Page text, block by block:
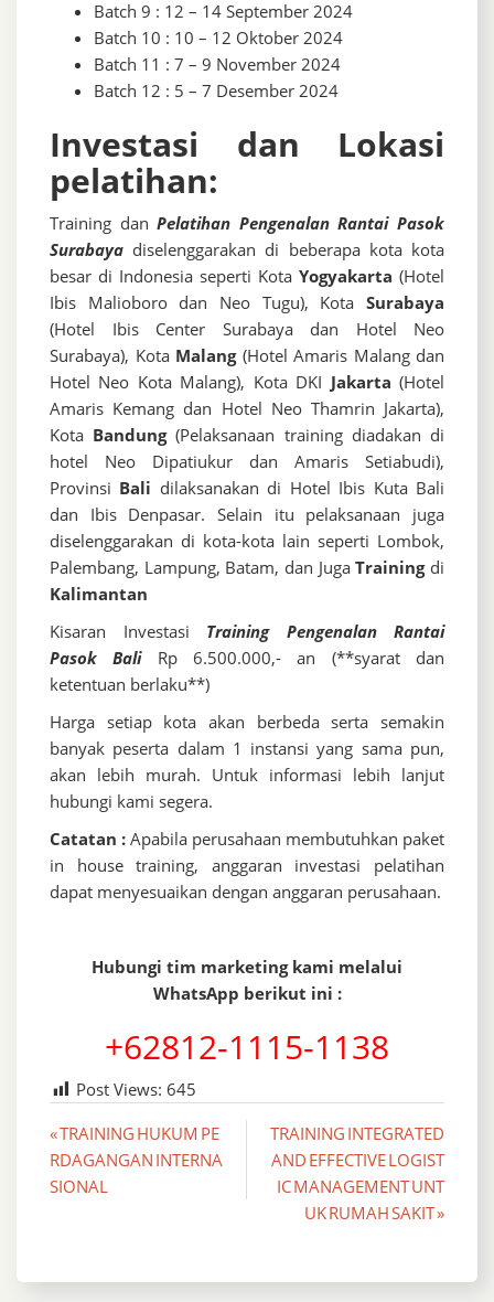
Batch 9 : 12 – 14 September 2024
Batch 10 : 10 – 12 Oktober 2024
Batch 11 : 7 – 9 November 2024
Batch 12 : 5 – 7 Desember 2024
Investasi dan Lokasi
pelatihan:
Training danPelatihan Pengenalan Rantai Pasok
Surabaya diselenggarakan di beberapa kota kota
besar di Indonesia seperti Kota Yogyakarta (Hotel
Ibis Malioboro dan Neo Tugu), Kota Surabaya
(Hotel Ibis Center Surabaya dan Hotel Neo
Surabaya), Kota Malang(Hotel Amaris Malang dan
Hotel Neo Kota Malang), Kota DKI Jakarta (Hotel
Amaris Kemang dan Hotel Neo Thamrin Jakarta),
Kota Bandung(Pelaksanaan training diadakan di
hotel Neo Dipatiukur dan Amaris Setiabudi),
Provinsi Bali dilaksanakan di Hotel Ibis Kuta Bali
dan Ibis Denpasar. Selain itu pelaksanaan juga
diselenggarakan di kota-kota lain seperti Lombok,
Palembang, Lampung, Batam, dan JugaTrainingdi
Kalimantan
Kisaran Investasi
Training Pengenalan Rantai
Pasok Bali
Rp 6.500.000,- an (**syarat dan
ketentuan berlaku**)
Harga setiap kota akan berbeda serta semakin
banyak peserta dalam 1 instansi yang sama pun,
akan lebih murah. Untuk informasi lebih lanjut
hubungi kami segera.
Catatan : Apabila perusahaan membutuhkan paket
in house training, anggaran investasi pelatihan
dapat menyesuaikan dengan anggaran perusahaan.
Hubungi tim marketing kami melalui
WhatsApp berikut ini :
+62812-1115-1138
Post Views: 645
Post
navigation
« TRAINING HUKUM PE
RDAGANGAN INTERNA
SIONAL
TRAINING INTEGRATED
AND EFFECTIVE LOGIST
IC MANAGEMENT UNT
UK RUMAH SAKIT »